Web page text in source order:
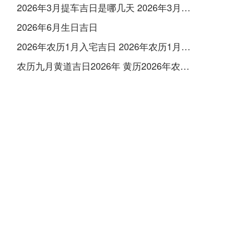
2026年3月提车吉日是哪几天 2026年3月26号提车
2026年6月生日吉日
2026年农历1月入宅吉日 2026年农历1月入宅最好的日子
农历九月黄道吉日2026年 黄历2026年农历九月黄道吉日查询